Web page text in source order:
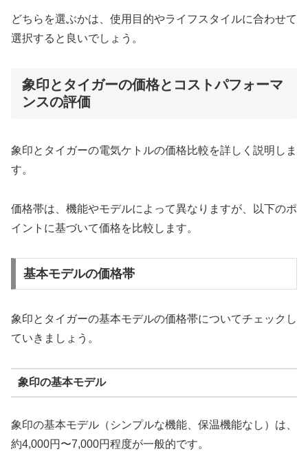
どちらを選ぶかは、使用目的やライフスタイルに合わせて
選択すると良いでしょう。
象印とタイガーの価格とコストパフォーマ
ンスの評価
象印とタイガーの電気ケトルの価格比較を詳しく説明しま
す。
価格帯は、機能やモデルによって異なりますが、以下のポ
イントに基づいて価格を比較します。
基本モデルの価格帯
象印とタイガーの基本モデルの価格帯についてチェックし
ていきましょう。
象印の基本モデル
象印の基本モデル（シンプルな機能、保温機能なし）は、
約4,000円〜7,000円程度が一般的です。